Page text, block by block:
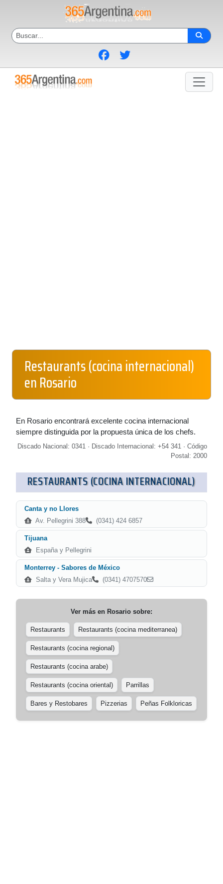
Restaurants (cocina internacional)
en Rosario
En Rosario encontrará excelente cocina internacional
siempre distinguida por la propuesta única de los chefs.
Discado Nacional: 0341 · Discado Internacional: +54 341 · Código
Postal: 2000
RESTAURANTS (COCINA INTERNACIONAL)
Canta y no Llores
Av. Pellegrini 388
(0341) 424 6857
Tijuana
España y Pellegrini
Monterrey - Sabores de México
Salta y Vera Mujica
(0341) 4707570
Ver más en Rosario sobre:
Restaurants Restaurants (cocina mediterranea)
Restaurants (cocina regional)
Restaurants (cocina arabe)
Restaurants (cocina oriental) Parrillas
Bares y Restobares Pizzerias Peñas Folkloricas